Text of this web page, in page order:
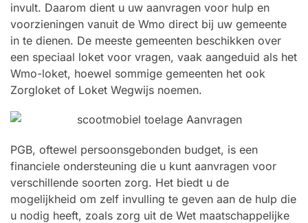
invult. Daarom dient u uw aanvragen voor hulp en
voorzieningen vanuit de Wmo direct bij uw gemeente
in te dienen. De meeste gemeenten beschikken over
een speciaal loket voor vragen, vaak aangeduid als het
Wmo-loket, hoewel sommige gemeenten het ook
Zorgloket of Loket Wegwijs noemen.
PGB, oftewel persoonsgebonden budget, is een
financiele ondersteuning die u kunt aanvragen voor
verschillende soorten zorg. Het biedt u de
mogelijkheid om zelf invulling te geven aan de hulp die
u nodig heeft, zoals zorg uit de Wet maatschappelijke